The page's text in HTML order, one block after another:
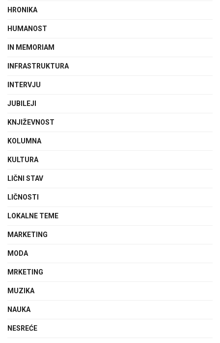
HRONIKA
HUMANOST
IN MEMORIAM
INFRASTRUKTURA
INTERVJU
JUBILEJI
KNJIŽEVNOST
KOLUMNA
KULTURA
LIČNI STAV
LIČNOSTI
LOKALNE TEME
MARKETING
MODA
MRKETING
MUZIKA
NAUKA
NESREĆE